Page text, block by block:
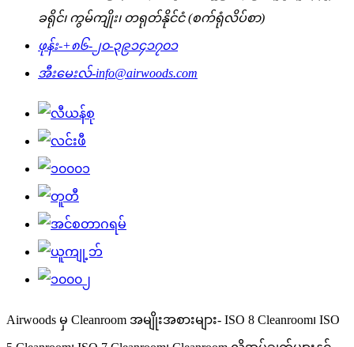
ခရိုင်၊ ကွမ်ကျိုး၊ တရုတ်နိုင်ငံ (စက်ရုံလိပ်စာ)
ဖုန်း-+၈၆-၂၀-၃၉၁၄၁၇၀၁
အီးမေးလ်-info@airwoods.com
Airwoods မှ Cleanroom အမျိုးအစားများ- ISO 8 Cleanroom၊ ISO